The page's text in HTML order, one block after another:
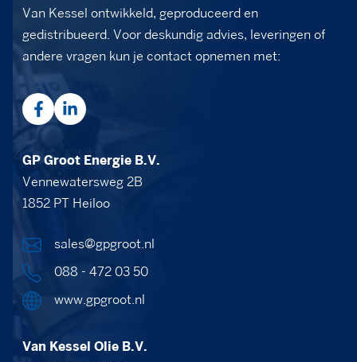
Van Kessel ontwikkeld, geproduceerd en
gedistribueerd. Voor deskundig advies, leveringen of
andere vragen kun je contact opnemen met:
GP Groot Energie B.V.
Vennewatersweg 2B
1852 PT Heiloo
sales@gpgroot.nl
088 - 472 03 50
www.gpgroot.nl
Van Kessel Olie B.V.